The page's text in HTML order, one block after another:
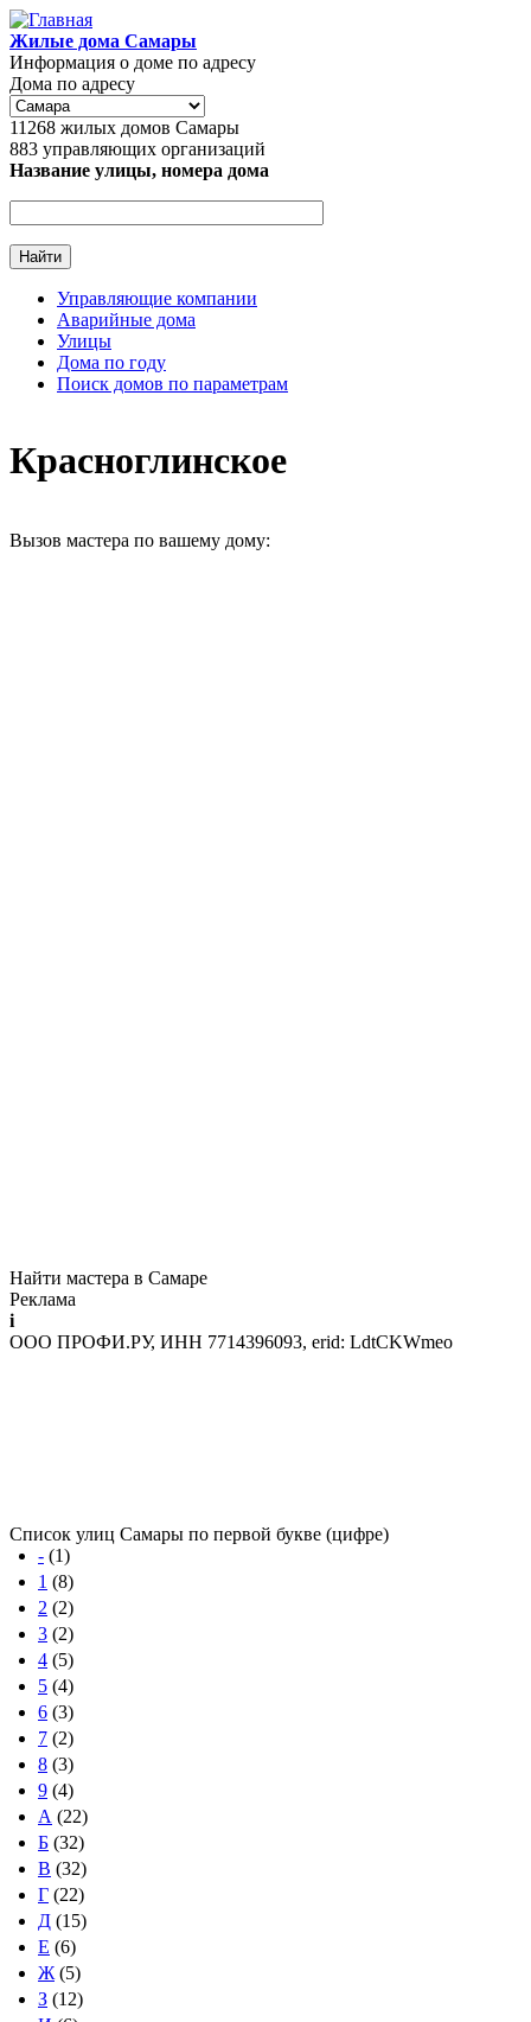
Перейти к основному содержанию
Жилые дома Самары
Информация о доме по адресу
Дома по адресу
11268 жилых домов Самары
883 управляющих организаций
Название улицы, номера дома
Главное меню
Управляющие компании
Аварийные дома
Улицы
Дома по году
Поиск домов по параметрам
Красноглинское
Вызов мастера по вашему дому:
Найти мастера в Самаре
Реклама
i
ООО ПРОФИ.РУ, ИНН 7714396093, erid: LdtCKWmeo
Список улиц Самары по первой букве (цифре)
- (1)
1 (8)
2 (2)
3 (2)
4 (5)
5 (4)
6 (3)
7 (2)
8 (3)
9 (4)
А (22)
Б (32)
В (32)
Г (22)
Д (15)
Е (6)
Ж (5)
З (12)